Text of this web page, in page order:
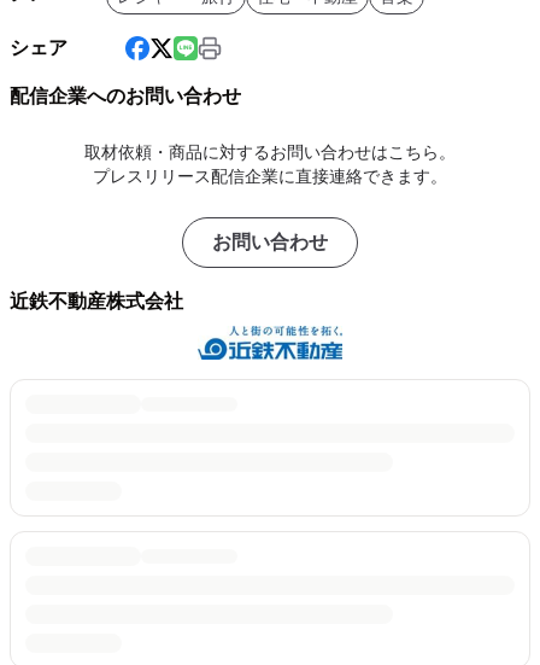
シェア
配信企業へのお問い合わせ
取材依頼・商品に対するお問い合わせはこちら。
プレスリリース配信企業に直接連絡できます。
お問い合わせ
近鉄不動産株式会社